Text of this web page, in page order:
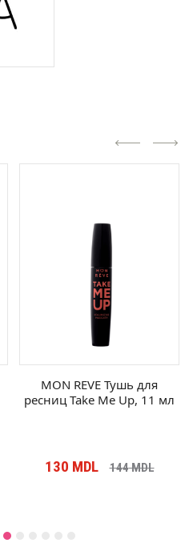
MON REVE Тушь для
ресниц Take Me Up, 11 мл
130 MDL 144MDL